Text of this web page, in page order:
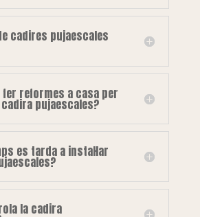
cadires pujaescales
reformes a casa per
cadira pujaescales?
es tarda a instal·lar
la cadira